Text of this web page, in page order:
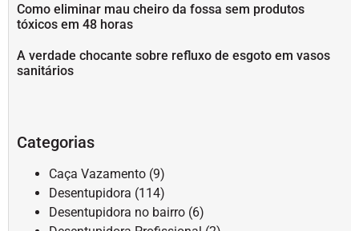
Como eliminar mau cheiro da fossa sem produtos
tóxicos em 48 horas
A verdade chocante sobre refluxo de esgoto em vasos
sanitários
Categorias
Caça Vazamento (9)
Desentupidora (114)
Desentupidora no bairro (6)